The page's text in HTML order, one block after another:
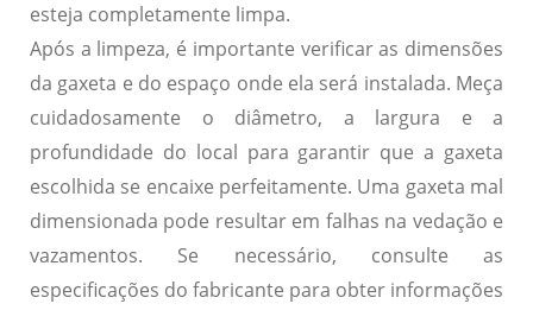
esteja completamente limpa.
Após a limpeza, é importante verificar as dimensões
da gaxeta e do espaço onde ela será instalada. Meça
cuidadosamente o diâmetro, a largura e a
profundidade do local para garantir que a gaxeta
escolhida se encaixe perfeitamente. Uma gaxeta mal
dimensionada pode resultar em falhas na vedação e
vazamentos. Se necessário, consulte as
especificações do fabricante para obter informações